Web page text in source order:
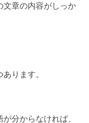
文章の内容がしっか
ります。
分からなければ、